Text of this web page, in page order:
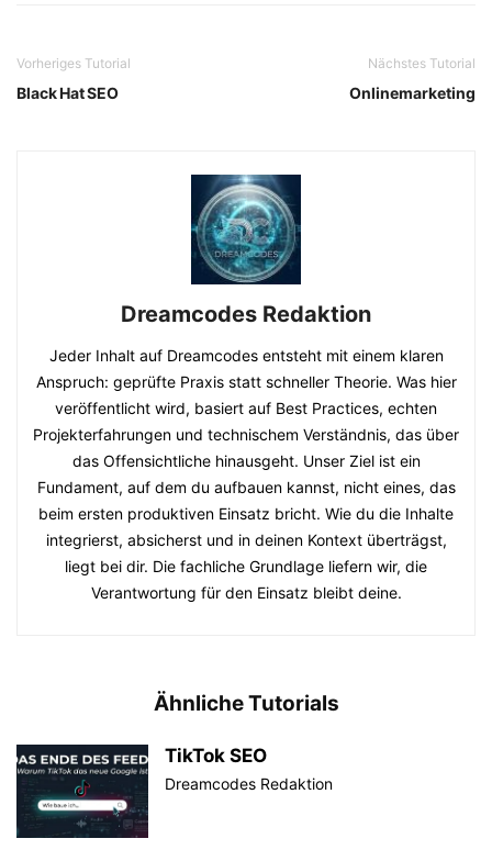
Vorheriges Tutorial
Black Hat SEO
Nächstes Tutorial
Onlinemarketing
Dreamcodes Redaktion
Jeder Inhalt auf Dreamcodes entsteht mit einem klaren
Anspruch: geprüfte Praxis statt schneller Theorie. Was hier
veröffentlicht wird, basiert auf Best Practices, echten
Projekterfahrungen und technischem Verständnis, das über
das Offensichtliche hinausgeht. Unser Ziel ist ein
Fundament, auf dem du aufbauen kannst, nicht eines, das
beim ersten produktiven Einsatz bricht. Wie du die Inhalte
integrierst, absicherst und in deinen Kontext überträgst,
liegt bei dir. Die fachliche Grundlage liefern wir, die
Verantwortung für den Einsatz bleibt deine.
Ähnliche Tutorials
TikTok SEO
Dreamcodes Redaktion